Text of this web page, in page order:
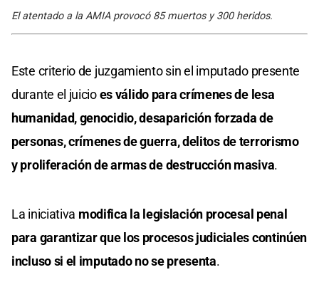
El atentado a la AMIA provocó 85 muertos y 300 heridos.
Este criterio de juzgamiento sin el imputado presente
durante el juicioes válido para crímenes de lesa
humanidad, genocidio, desaparición forzada de
personas, crímenes de guerra, delitos de terrorismo
y proliferación de armas de destrucción masiva.
La iniciativa modifica la legislación procesal penal
para garantizar que los procesos judiciales continúen
incluso si el imputado no se presenta.